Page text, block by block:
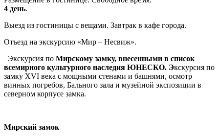
4 день.
Выезд из гостиницы с вещами. Завтрак в кафе города.
Отъезд на экскурсию «Мир – Несвиж».
Экскурсия по Мирскому замку, внесенными в список
всемирного культурного наследия ЮНЕСКО. Экскурсия по
замку XVI века с мощными стенами и башнями, осмотр
винных погребов, Бального зала и музейной экспозиции в
северном корпусе замка.
Мирский замок